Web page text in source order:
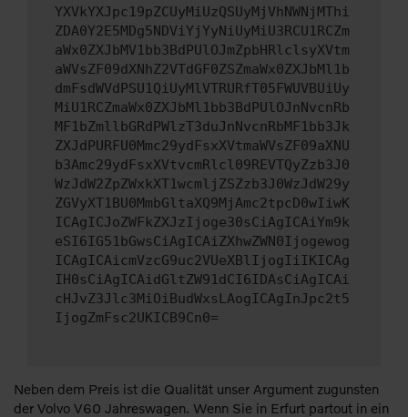
YXVkYXJpc19pZCUyMiUzQSUyMjVhNWNjMThi
ZDA0Y2E5MDg5NDViYjYyNiUyMiU3RCU1RCZm
aWx0ZXJbMV1bb3BdPUlOJmZpbHRlclsyXVtm
aWVsZF09dXNhZ2VTdGF0ZSZmaWx0ZXJbMl1b
dmFsdWVdPSU1QiUyMlVTRURfT05FWUVBUiUy
MiU1RCZmaWx0ZXJbMl1bb3BdPUlOJnNvcnRb
MF1bZmllbGRdPWlzT3duJnNvcnRbMF1bb3Jk
ZXJdPURFU0Mmc29ydFsxXVtmaWVsZF09aXNU
b3Amc29ydFsxXVtvcmRlcl09REVTQyZzb3J0
WzJdW2ZpZWxkXT1wcmljZSZzb3J0WzJdW29y
ZGVyXT1BU0MmbGltaXQ9MjAmc2tpcD0wIiwK
ICAgICJoZWFkZXJzIjoge30sCiAgICAiYm9k
eSI6IG51bGwsCiAgICAiZXhwZWN0Ijogewog
ICAgICAicmVzcG9uc2VUeXBlIjogIiIKICAg
IH0sCiAgICAidGltZW91dCI6IDAsCiAgICAi
cHJvZ3Jlc3MiOiBudWxsLAogICAgInJpc2t5
IjogZmFsc2UKICB9Cn0=
Neben dem Preis ist die Qualität unser Argument zugunsten
der Volvo V60 Jahreswagen. Wenn Sie in Erfurt partout in ein